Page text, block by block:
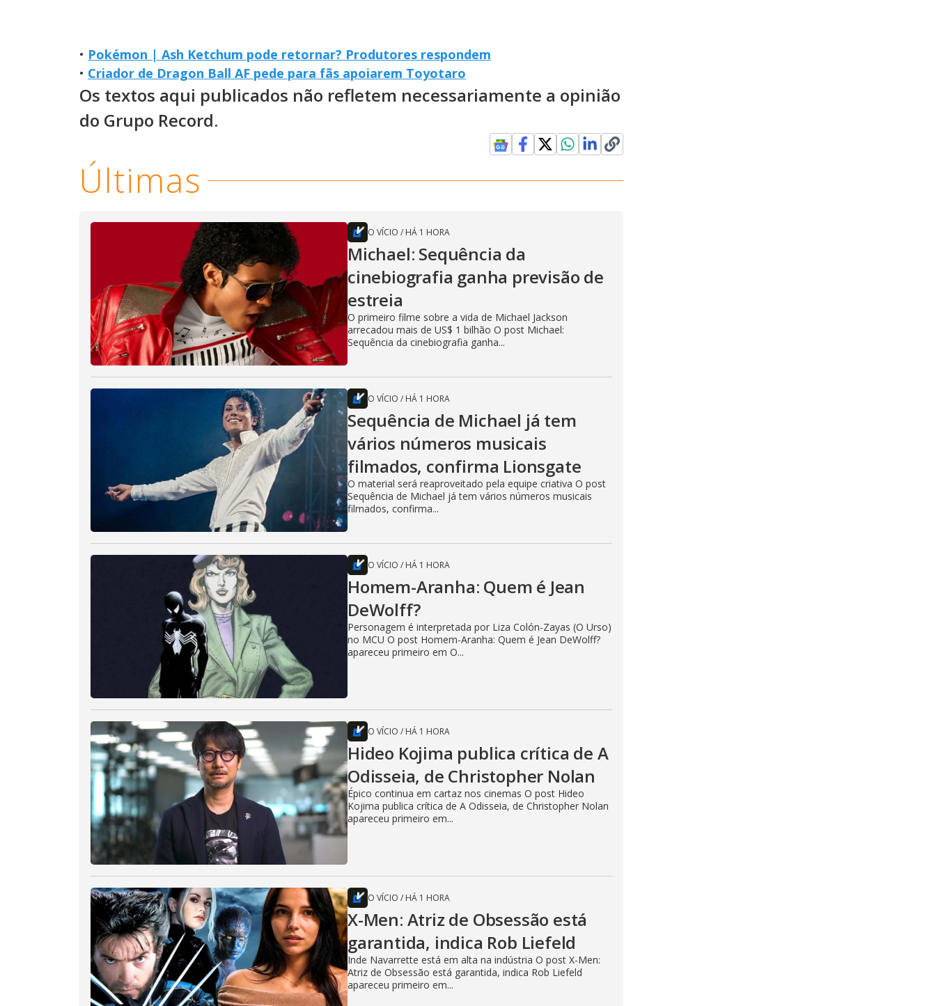
• Pokémon | Ash Ketchum pode retornar? Produtores respondem
• Criador de Dragon Ball AF pede para fãs apoiarem Toyotaro
Os textos aqui publicados não refletem necessariamente a opinião
do Grupo Record.
Últimas
O VÍCIO / HÁ 1 HORA
Michael: Sequência da
cinebiografia ganha previsão de
estreia
O primeiro filme sobre a vida de Michael Jackson
arrecadou mais de US$ 1 bilhão O post Michael:
Sequência da cinebiografia ganha...
O VÍCIO / HÁ 1 HORA
Sequência de Michael já tem
vários números musicais
filmados, confirma Lionsgate
O material será reaproveitado pela equipe criativa O post
Sequência de Michael já tem vários números musicais
filmados, confirma...
O VÍCIO / HÁ 1 HORA
Homem-Aranha: Quem é Jean
DeWolff?
Personagem é interpretada por Liza Colón-Zayas (O Urso)
no MCU O post Homem-Aranha: Quem é Jean DeWolff?
apareceu primeiro em O...
O VÍCIO / HÁ 1 HORA
Hideo Kojima publica crítica de A
Odisseia, de Christopher Nolan
Épico continua em cartaz nos cinemas O post Hideo
Kojima publica crítica de A Odisseia, de Christopher Nolan
apareceu primeiro em...
O VÍCIO / HÁ 1 HORA
X-Men: Atriz de Obsessão está
garantida, indica Rob Liefeld
Inde Navarrette está em alta na indústria O post X-Men:
Atriz de Obsessão está garantida, indica Rob Liefeld
apareceu primeiro em...